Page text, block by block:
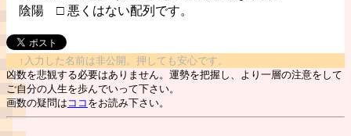
陰陽 □ 悪くはない配列です。
↑入力した名前は非公開。押しても安心です。
凶数を悲観する必要はありません。運勢を把握し、より一層の注意をして
ご自分の人生を歩んでいって下さい。
画数の疑問は ココ をお読み下さい。